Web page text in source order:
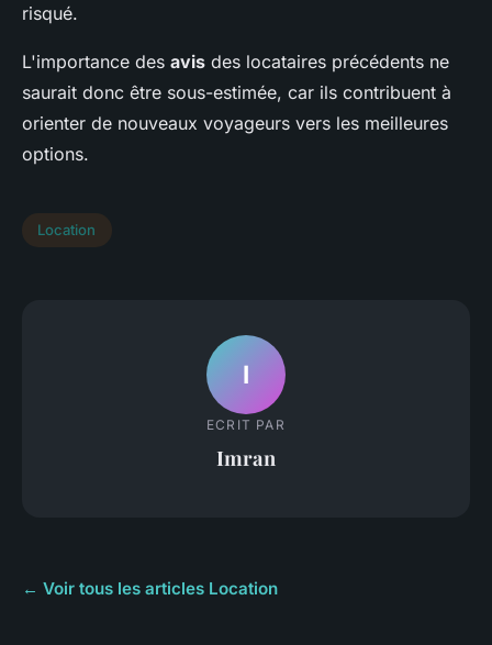
risqué.
L'importance des avis des locataires précédents ne
saurait donc être sous-estimée, car ils contribuent à
orienter de nouveaux voyageurs vers les meilleures
options.
Location
I
ECRIT PAR
Imran
← Voir tous les articles Location